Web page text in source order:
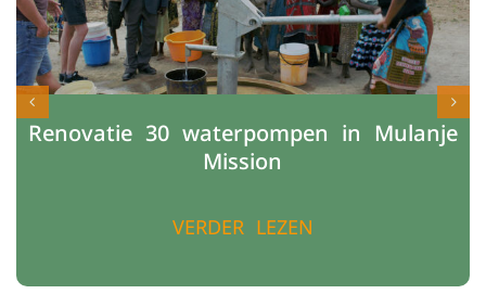
Renovatie 30 waterpompen in Mulanje
Mission
VERDER LEZEN